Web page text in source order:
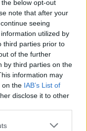
below opt-out
note that after your
seeing
utilized by
third parties prior to
of the further
by third parties on the
information may
on the IAB’s List of
disclose it to other